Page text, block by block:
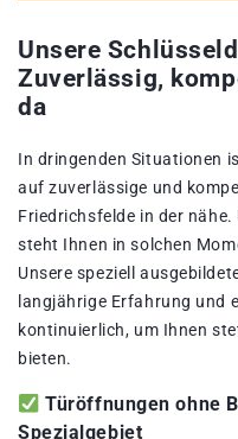
Unsere
Zuverlässig,
da
In dringenden Situationen
auf zuverlässige und
Friedrichsfelde in der
steht Ihnen in solchen
Unsere speziell
langjährige Erfahrung und
kontinuierlich, um Ihnen
bieten.
Türöffnungen ohne
Spezialgebiet